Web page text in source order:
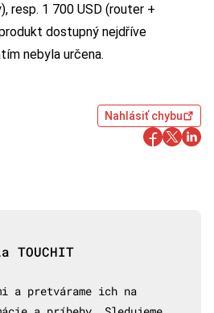
resp. 1 700 USD (router +
dostupný nejdříve
nebyla určena.
Nahlásiť chybu
TOUCHIT
a pretvárame ich na